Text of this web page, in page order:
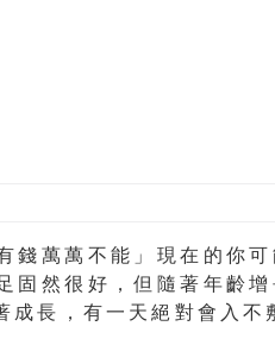
錢萬萬不能」現在的你
固然很好，但隨著年齡增
長，有一天絕對會入不